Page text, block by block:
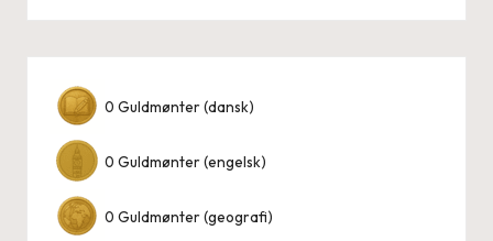
0 Guldmønter (dansk)
0 Guldmønter (engelsk)
0 Guldmønter (geografi)